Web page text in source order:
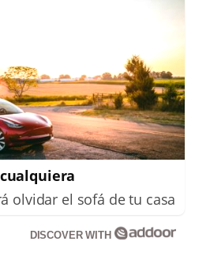
olvidar el sofá de tu casa
DISCOVER WITH